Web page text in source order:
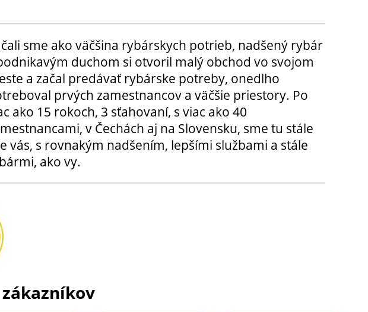
sme ako väčšina rybárskych potrieb, nadšený rybár
duchom si otvoril malý obchod vo svojom
a začal predávať rybárske potreby, onedlho
prvých zamestnancov a väčšie priestory. Po
ako 15 rokoch, 3 sťahovaní, s viac ako 40
v Čechách aj na Slovensku, sme tu stále
vás, s rovnakým nadšením, lepšími službami a stále
ako vy.